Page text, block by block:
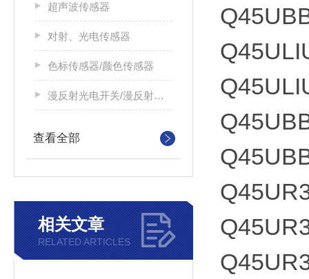
超声波传感器
对射、光电传感器
色标传感器/颜色传感器
漫反射光电开关/漫反射光电传感器
查看全部
相关文章
RELATED ARTICLES